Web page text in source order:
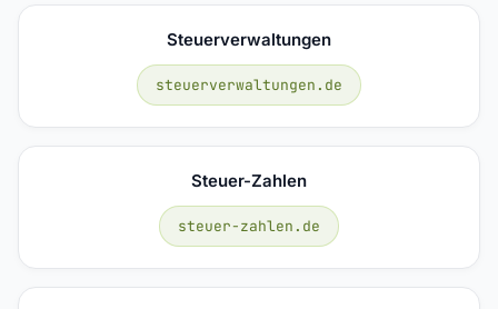
Steuerverwaltungen
steuerverwaltungen.de
Steuer-Zahlen
steuer-zahlen.de